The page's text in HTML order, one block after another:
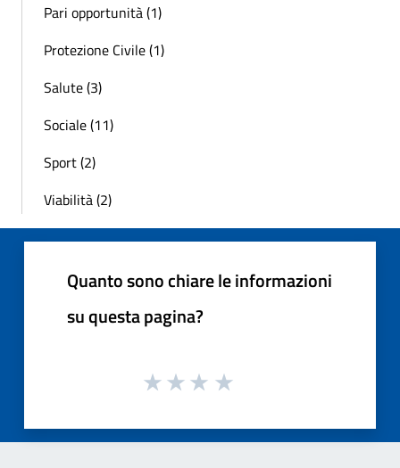
Pari opportunità (1)
Protezione Civile (1)
Salute (3)
Sociale (11)
Sport (2)
Viabilità (2)
Quanto sono chiare le informazioni
su questa pagina?